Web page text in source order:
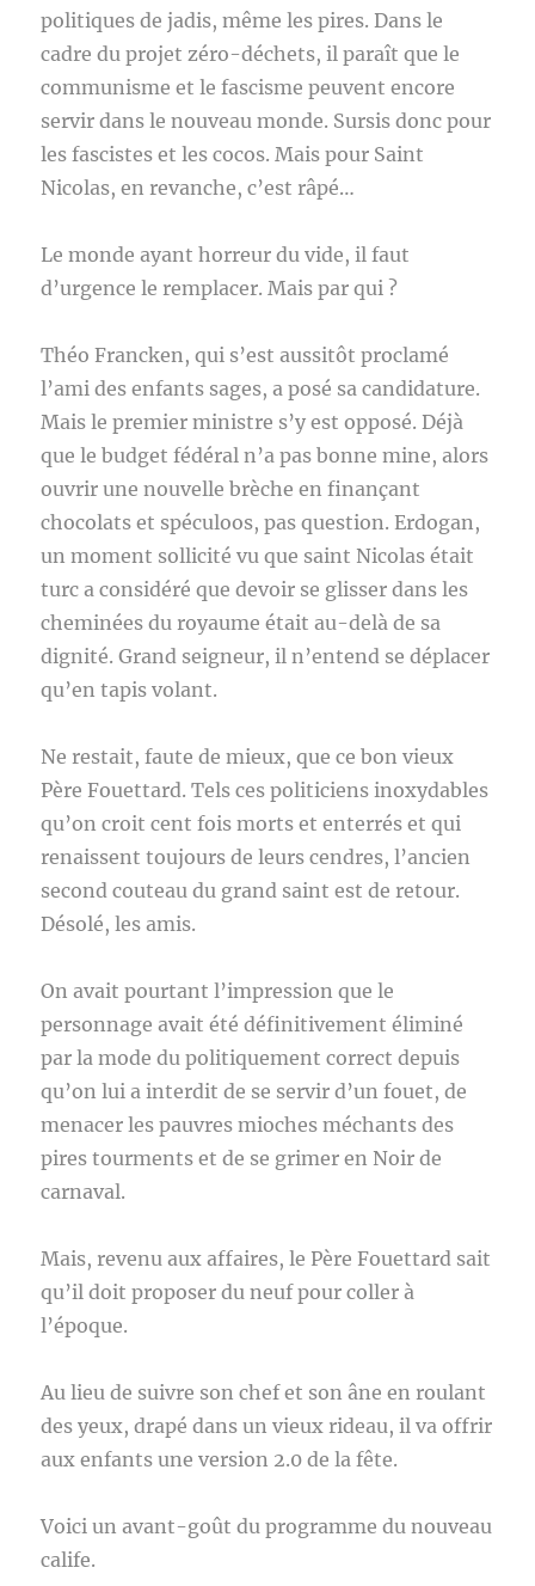
politiques de jadis, même les pires. Dans le
cadre du projet zéro-déchets, il paraît que le
communisme et le fascisme peuvent encore
servir dans le nouveau monde. Sursis donc pour
les fascistes et les cocos. Mais pour Saint
Nicolas, en revanche, c’est râpé…
Le monde ayant horreur du vide, il faut
d’urgence le remplacer. Mais par qui ?
Théo Francken, qui s’est aussitôt proclamé
l’ami des enfants sages, a posé sa candidature.
Mais le premier ministre s’y est opposé. Déjà
que le budget fédéral n’a pas bonne mine, alors
ouvrir une nouvelle brèche en finançant
chocolats et spéculoos, pas question. Erdogan,
un moment sollicité vu que saint Nicolas était
turc a considéré que devoir se glisser dans les
cheminées du royaume était au-delà de sa
dignité. Grand seigneur, il n’entend se déplacer
qu’en tapis volant.
Ne restait, faute de mieux, que ce bon vieux
Père Fouettard. Tels ces politiciens inoxydables
qu’on croit cent fois morts et enterrés et qui
renaissent toujours de leurs cendres, l’ancien
second couteau du grand saint est de retour.
Désolé, les amis.
On avait pourtant l’impression que le
personnage avait été définitivement éliminé
par la mode du politiquement correct depuis
qu’on lui a interdit de se servir d’un fouet, de
menacer les pauvres mioches méchants des
pires tourments et de se grimer en Noir de
carnaval.
Mais, revenu aux affaires, le Père Fouettard sait
qu’il doit proposer du neuf pour coller à
l’époque.
Au lieu de suivre son chef et son âne en roulant
des yeux, drapé dans un vieux rideau, il va offrir
aux enfants une version 2.0 de la fête.
Voici un avant-goût du programme du nouveau
calife.